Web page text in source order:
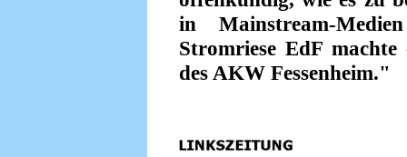
in Mainstream-
Stromriese EdF
des AKW Fessenheim."